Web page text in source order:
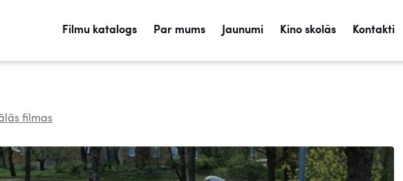
Filmu katalogs Par mums Jaunumi Kino skolās Kontakti
filmas